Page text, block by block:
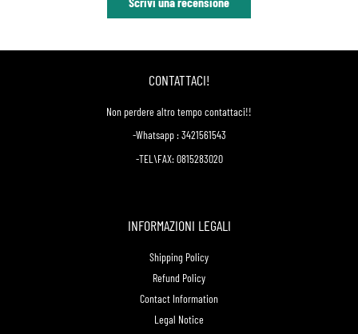
CONTATTACI!
Non perdere altro tempo contattaci!!
-Whatsapp : 3421561543
-TEL\FAX: 0815283020
INFORMAZIONI LEGALI
Shipping Policy
Refund Policy
Contact Information
Legal Notice